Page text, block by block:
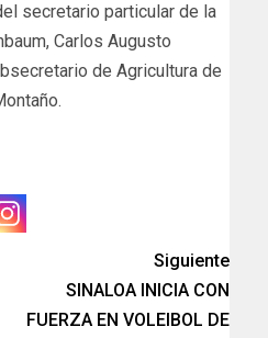
secretario particular de la
Carlos Augusto
de Agricultura de
Siguiente
SINALOA INICIA CON
FUERZA EN VOLEIBOL DE